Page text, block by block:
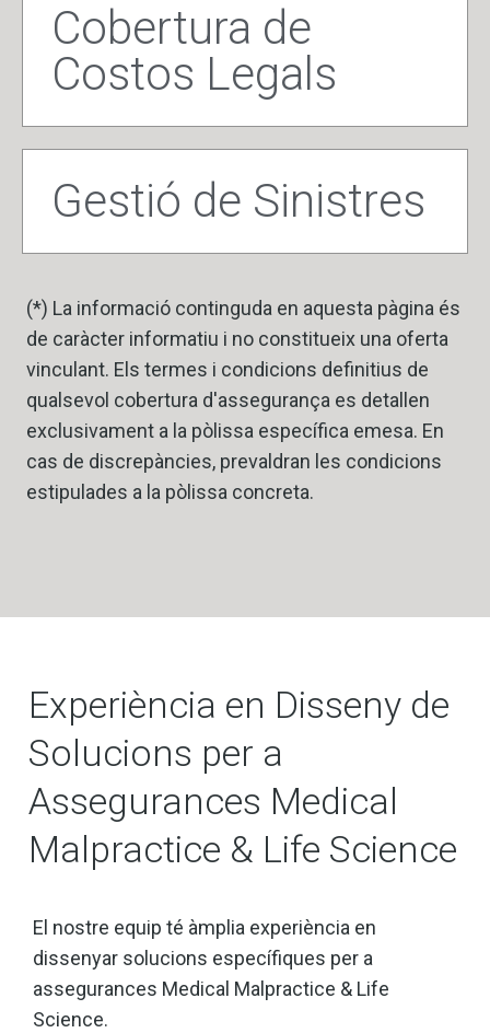
Cobertura de
Costos Legals
Gestió de Sinistres
(*) La informació continguda en aquesta pàgina és
de caràcter informatiu i no constitueix una oferta
vinculant. Els termes i condicions definitius de
qualsevol cobertura d'assegurança es detallen
exclusivament a la pòlissa específica emesa. En
cas de discrepàncies, prevaldran les condicions
estipulades a la pòlissa concreta.
Experiència en Disseny de
Solucions per a
Assegurances Medical
Malpractice & Life Science
El nostre equip té àmplia experiència en
dissenyar solucions específiques per a
assegurances Medical Malpractice & Life
Science.